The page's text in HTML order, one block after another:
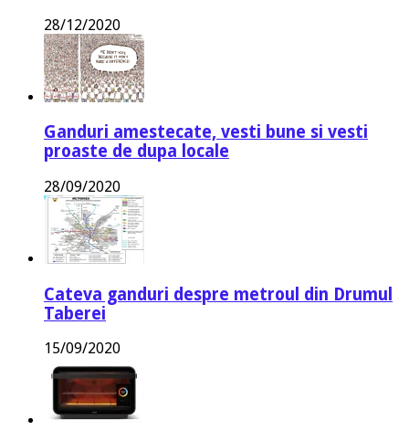
28/12/2020
Ganduri amestecate, vesti bune si vesti
proaste de dupa locale
28/09/2020
Cateva ganduri despre metroul din Drumul
Taberei
15/09/2020